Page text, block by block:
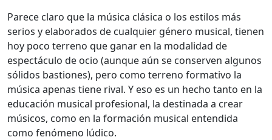
Parece claro que la música clásica o los estilos más
serios y elaborados de cualquier género musical, tienen
hoy poco terreno que ganar en la modalidad de
espectáculo de ocio (aunque aún se conserven algunos
sólidos bastiones), pero como terreno formativo la
música apenas tiene rival. Y eso es un hecho tanto en la
educación musical profesional, la destinada a crear
músicos, como en la formación musical entendida
como fenómeno lúdico.